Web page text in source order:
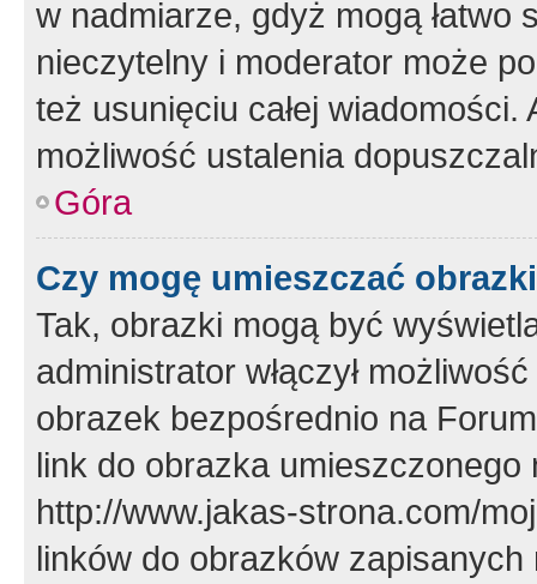
w nadmiarze, gdyż mogą
nieczytelny i moderator może
też usunięciu całej
możliwość ustalenia
Góra
Czy mogę umieszczać
Tak, obrazki mogą być
administrator włączył
obrazek bezpośrednio na
link do obrazka
http://www.jakas-strona.com/
linków do obrazków